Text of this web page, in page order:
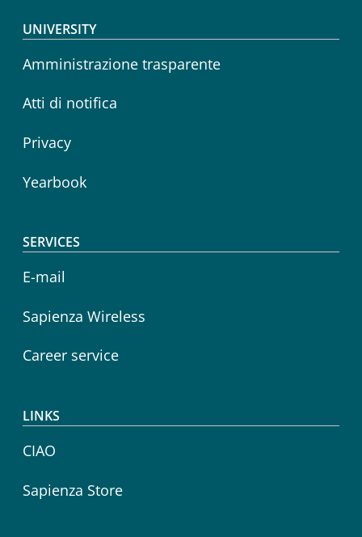
Footer menu
UNIVERSITY
Amministrazione trasparente
Atti di notifica
Privacy
Yearbook
SERVICES
E-mail
Sapienza Wireless
Career service
LINKS
CIAO
Sapienza Store